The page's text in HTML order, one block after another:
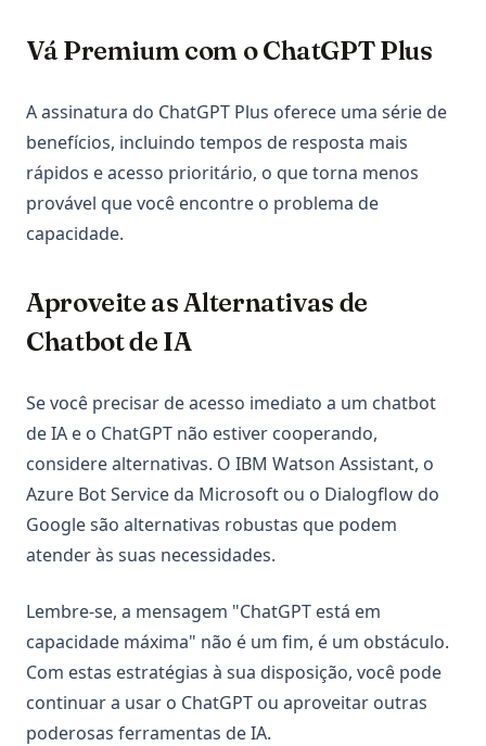
Vá Premium com o ChatGPT Plus
A assinatura do ChatGPT Plus oferece uma série de
benefícios, incluindo tempos de resposta mais
rápidos e acesso prioritário, o que torna menos
provável que você encontre o problema de
capacidade.
Aproveite as Alternativas de
Chatbot de IA
Se você precisar de acesso imediato a um chatbot
de IA e o ChatGPT não estiver cooperando,
considere alternativas. O IBM Watson Assistant, o
Azure Bot Service da Microsoft ou o Dialogflow do
Google são alternativas robustas que podem
atender às suas necessidades.
Lembre-se, a mensagem "ChatGPT está em
capacidade máxima" não é um fim, é um obstáculo.
Com estas estratégias à sua disposição, você pode
continuar a usar o ChatGPT ou aproveitar outras
poderosas ferramentas de IA.